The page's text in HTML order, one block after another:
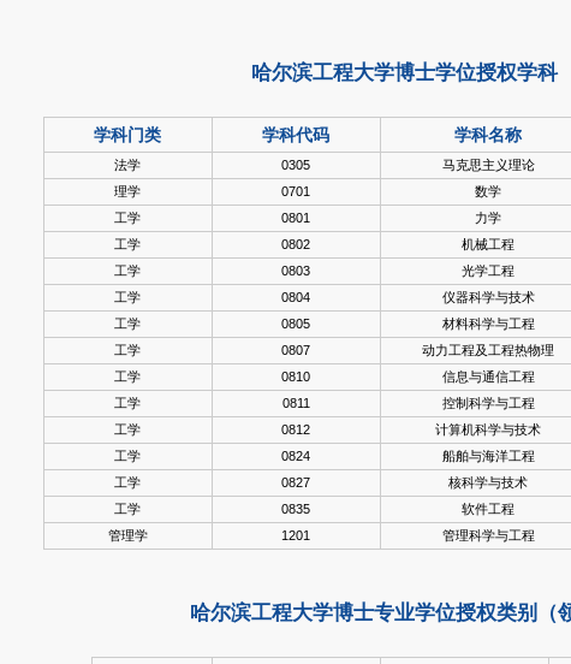
哈尔滨工程大学博士学位授权学科
学科门类 学科代码 学科名称
法学 0305 马克思主义理论
理学
0701 数学
工学
0801 力学
工学
0802 机械工程
工学
0803 光学工程
工学
0804 仪器科学与技术
工学
0805 材料科学与工程
工学
0807 动力工程及工程热物理
工学
0810 信息与通信工程
工学
0811 控制科学与工程
工学
0812 计算机科学与技术
工学
0824 船舶与海洋工程
工学
0827 核科学与技术
工学
0835 软件工程
管理学
1201 管理科学与工程
哈尔滨工程大学博士专业学位授权类别（